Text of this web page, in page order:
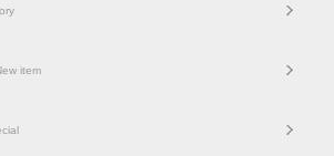
item